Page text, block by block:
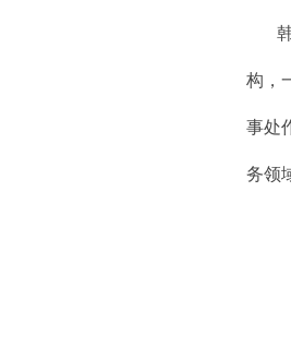
构，
事处
务领